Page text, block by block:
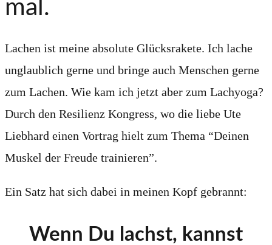
mal.
Lachen ist meine absolute Glücksrakete. Ich lache
unglaublich gerne und bringe auch Menschen gerne
zum Lachen. Wie kam ich jetzt aber zum Lachyoga?
Durch den Resilienz Kongress, wo die liebe Ute
Liebhard einen Vortrag hielt zum Thema “Deinen
Muskel der Freude trainieren”.
Ein Satz hat sich dabei in meinen Kopf gebrannt:
Wenn Du lachst, kannst